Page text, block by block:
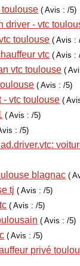
( Avis : /5)
driver - vtc
toulouse ( Avis :
vtc ( Avis :
vtc toulouse (
( Avis : /5)
- vtc toulouse (
( Avis : /5)
: /5)
blagnac (
tj ( Avis : /5)
( Avis : /5)
( Avis : /5)
( Avis : /5)
privé